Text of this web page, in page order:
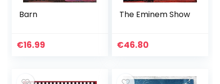
Barn
€16.99
The Eminem Show
€46.80